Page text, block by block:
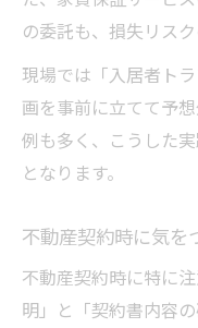
の委託も、損失リス
現場では「入居者ト
画を事前に立てて予
例も多く、こうした
となります。
不動産契約時に気を
不動産契約時に特に
明」と「契約書内容